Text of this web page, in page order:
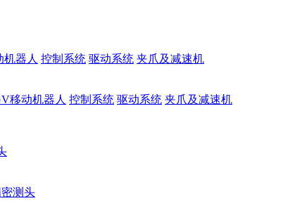
器人 控制系统 驱动系统 夹爪及减速机
移动机器人 控制系统 驱动系统 夹爪及减速机
测头